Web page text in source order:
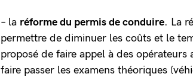
– la réforme du permis de conduire. La
permettre de diminuer les coûts et le
proposé de faire appel à des opérateurs
faire passer les examens théoriques